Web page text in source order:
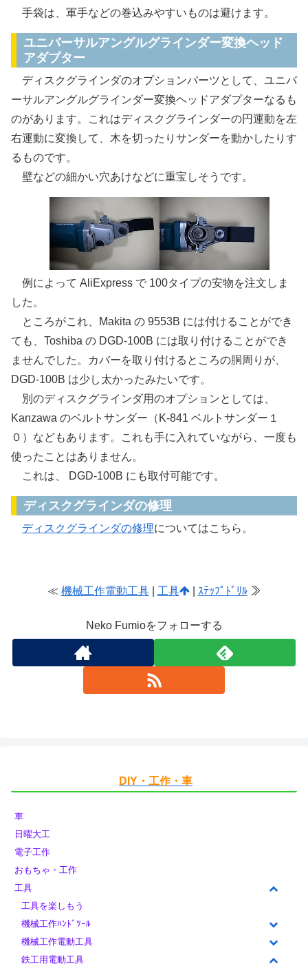
手袋は、軍手などの巻込みやすいものは避けます。
ユニバーサルアングルグラインダー変換ヘッド
アダプター
ディスクグラインダのオプションパーツとして、ユニバ
ーサルアングルグラインダー変換ヘッドアダプターなるも
のがあります。これはディスクグラインダーの円運動を左
右運動に変換して、木を切ったりサンダーを動かしたりす
るものです。
壁などの細かい穴あけなどに重宝しそうです。
例によって AliExpress で 100タイプの安物を注文しま
した。
ところがこれ、Makita の 9553B には付けることができ
ても、Toshiba の DGD-100B には取り付けることができ
ませんでした。カバーを取り付けるところの胴周りが、
DGD-100B は少し太かったみたいです。
別のディスクグラインダ用のオプションとしては、
Kanzawa のベルトサンダー（K-841 ベルトサンダー１
０）などもあります。これも手に入れていながら、一度も
使ったことはありません。
これは、 DGD-100B にも取付可能です。
ディスクグラインダの修理
ディスクグラインダの修理についてはこちら。
≪ 機械工作電動工具| 工具 | ｽﾃｯﾌﾟﾄﾞﾘﾙ≫
Neko Fumioをフォローする
DIY・工作・車
車
日曜大工
電子工作
おもちゃ・工作
工具
工具を楽しもう
機械工作ﾊﾝﾄﾞﾂｰﾙ
機械工作電動工具
鉄工用電動工具